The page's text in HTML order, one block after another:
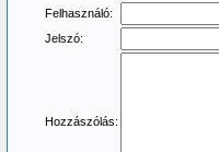
Felhasználó:
Jelszó:
Hozzászólás: